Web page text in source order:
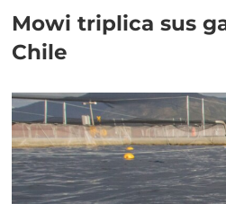
Mowi triplica sus
Chile